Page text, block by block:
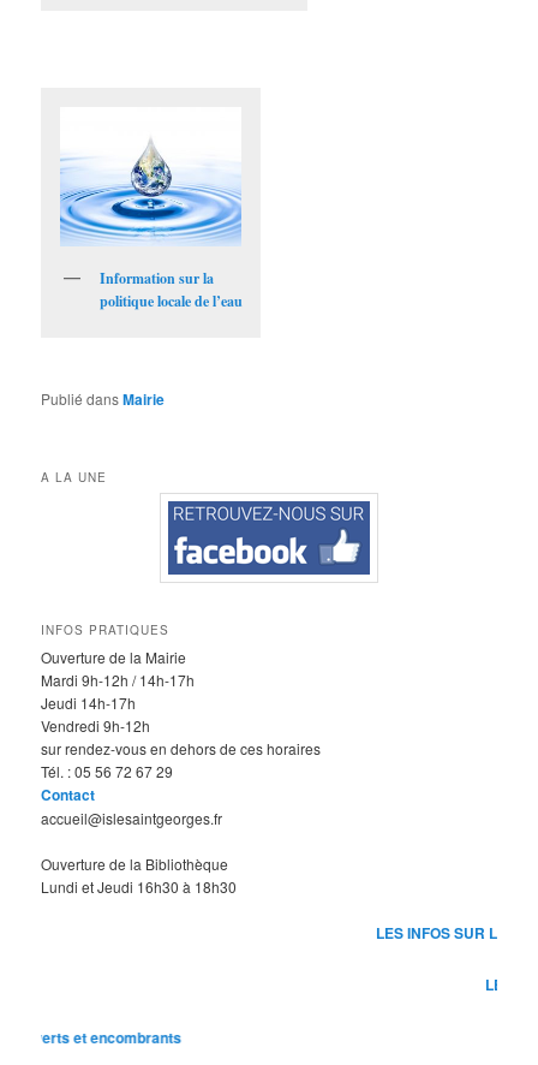
Information sur la
politique locale de l’eau
Publié dansMairie
A LA UNE
INFOS PRATIQUES
Ouverture de la Mairie
Mardi 9h-12h / 14h-17h
Jeudi 14h-17h
Vendredi 9h-12h
sur rendez-vous en dehors de ces horaires
Tél. : 05 56 72 67 29
Contact
accueil@islesaintgeorges.fr
Ouverture de la Bibliothèque
Lundi et Jeudi 16h30 à 18h30
LES INFOS SUR L 'ÈCOLE
LES INFOS SUR
encombrants